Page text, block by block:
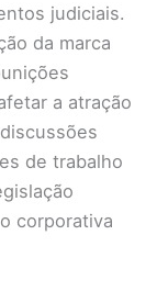
judiciais.
da marca
a atração
de trabalho
corporativa